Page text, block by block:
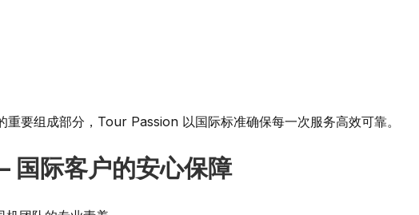
要组成部分，Tour Passion 以国际标准确保每一次服务高效可靠。
际客户的安心保障